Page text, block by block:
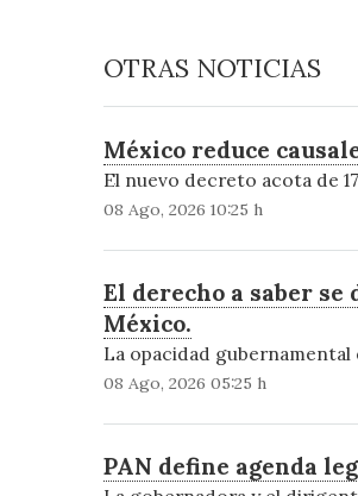
OTRAS NOTICIAS
México reduce
El nuevo decreto acota de
08 Ago, 2026 10:25 h
El derecho a saber
México.
La opacidad
08 Ago, 2026 05:25 h
PAN define agenda